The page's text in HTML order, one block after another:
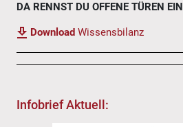
DA RENNST DU OFFENE TÜREN EIN
Download Wissensbilanz
Infobrief Aktuell: